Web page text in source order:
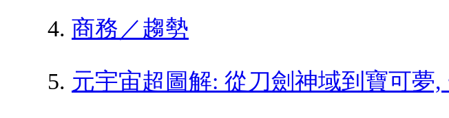
商務／趨勢
元宇宙超圖解: 從刀劍神域到寶可夢